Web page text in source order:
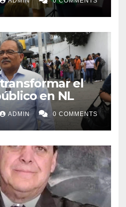
y duelo
el
en NL
ADMIN 0 COMMENTS